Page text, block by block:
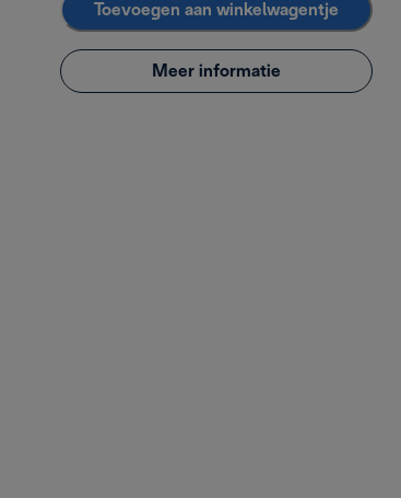
Toevoegen aan winkelwagentje
Meer informatie